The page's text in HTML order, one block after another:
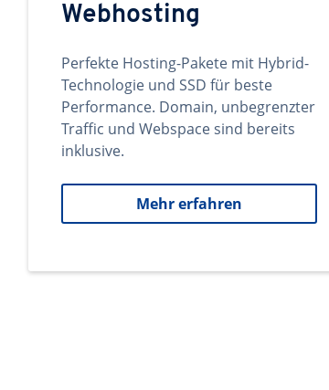
Webhosting
Perfekte Hosting-Pakete mit Hybrid-
Technologie und SSD für beste
Performance. Domain, unbegrenzter
Traffic und Webspace sind bereits
inklusive.
Mehr erfahren